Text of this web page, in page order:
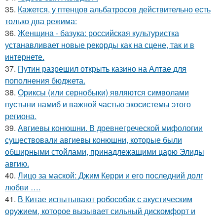
35. Кажется, у птенцов альбатросов действительно есть
только два режима:
36. Женщина - базука: российская культуристка
устанавливает новые рекорды как на сцене, так и в
интернете.
37. Путин разрешил открыть казино на Алтае для
пополнения бюджета.
38. Ориксы (или сернобыки) являются символами
пустыни намиб и важной частью экосистемы этого
региона.
39. Авгиевы конюшни. В древнегреческой мифологии
существовали авгиевы конюшни, которые были
обширными стойлами, принадлежащими царю Элиды
авгию.
40. Лицо за маской: Джим Керри и его последний долг
любви ….
41. В Китае испытывают робособак с акустическим
оружием, которое вызывает сильный дискомфорт и